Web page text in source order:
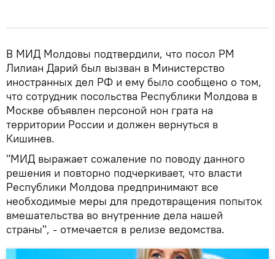
В МИД Молдовы подтвердили, что посол РМ
Лилиан Дарий был вызван в Министерство
иностранных дел РФ и ему было сообщено о том,
что сотрудник посольства Республики Молдова в
Москве объявлен персоной нон грата на
территории России и должен вернуться в
Кишинев.
"МИД выражает сожаление по поводу данного
решения и повторно подчеркивает, что власти
Республики Молдова предпринимают все
необходимые меры для предотвращения попыток
вмешательства во внутренние дела нашей
страны", - отмечается в релизе ведомства.